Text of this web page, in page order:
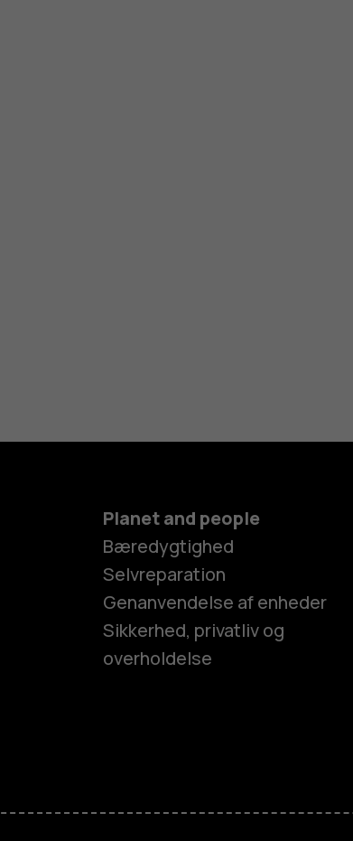
Feature-
Planet and people
Bæredygtighed
Selvreparation
Genanvendelse af enheder
Sikkerhed, privatliv og
overholdelse